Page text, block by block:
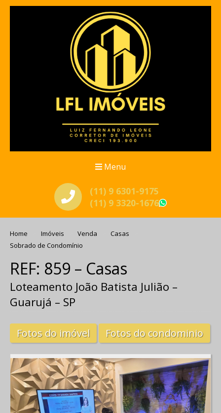
Menu
(11) 9 6301-9175
(11) 9 3320-1676
Home Imóveis Venda
Casas
Sobrado de Condomínio
REF: 859 – Casas
Loteamento João Batista Julião –
Guarujá – SP
Fotos do imóvel Fotos do condominio